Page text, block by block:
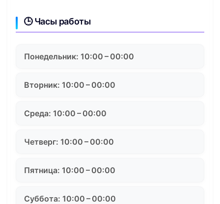
🕒 Часы работы
Понедельник: 10:00 – 00:00
Вторник: 10:00 – 00:00
Среда: 10:00 – 00:00
Четверг: 10:00 – 00:00
Пятница: 10:00 – 00:00
Суббота: 10:00 – 00:00